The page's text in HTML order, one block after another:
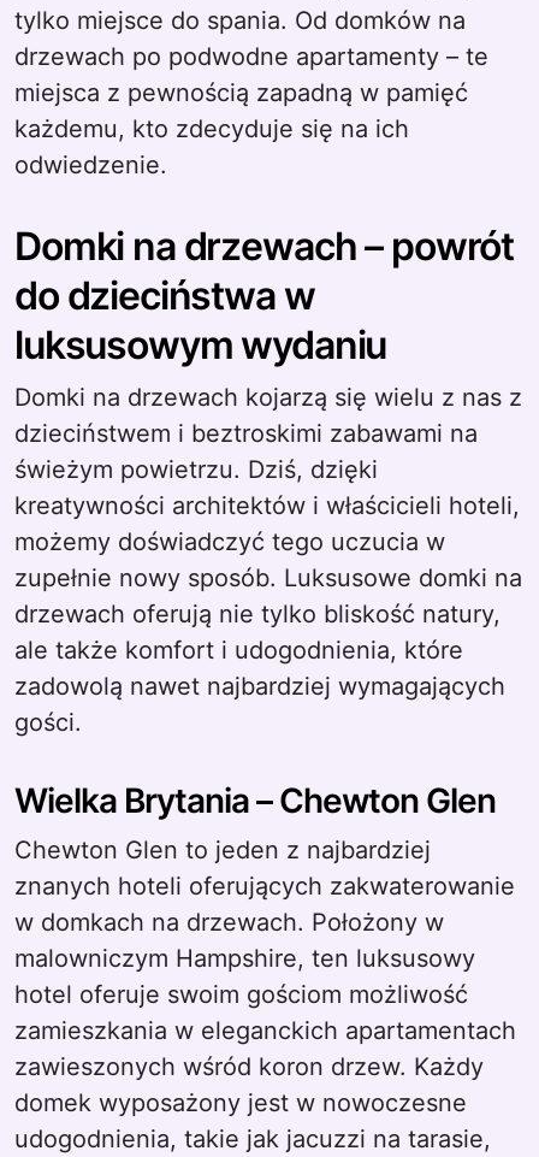
tylko miejsce do spania. Od domków na
drzewach po podwodne apartamenty – te
miejsca z pewnością zapadną w pamięć
każdemu, kto zdecyduje się na ich
odwiedzenie.
Domki na drzewach – powrót
do dzieciństwa w
luksusowym wydaniu
Domki na drzewach kojarzą się wielu z nas z
dzieciństwem i beztroskimi zabawami na
świeżym powietrzu. Dziś, dzięki
kreatywności architektów i właścicieli hoteli,
możemy doświadczyć tego uczucia w
zupełnie nowy sposób. Luksusowe domki na
drzewach oferują nie tylko bliskość natury,
ale także komfort i udogodnienia, które
zadowolą nawet najbardziej wymagających
gości.
Wielka Brytania – Chewton Glen
Chewton Glen to jeden z najbardziej
znanych hoteli oferujących zakwaterowanie
w domkach na drzewach. Położony w
malowniczym Hampshire, ten luksusowy
hotel oferuje swoim gościom możliwość
zamieszkania w eleganckich apartamentach
zawieszonych wśród koron drzew. Każdy
domek wyposażony jest w nowoczesne
udogodnienia, takie jak jacuzzi na tarasie,